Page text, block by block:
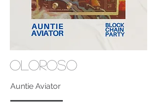
Oloroso
Auntie Aviator